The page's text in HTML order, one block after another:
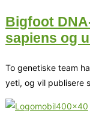
Bigfoot
sapiens og
To genetiske team
yeti, og vil publisere